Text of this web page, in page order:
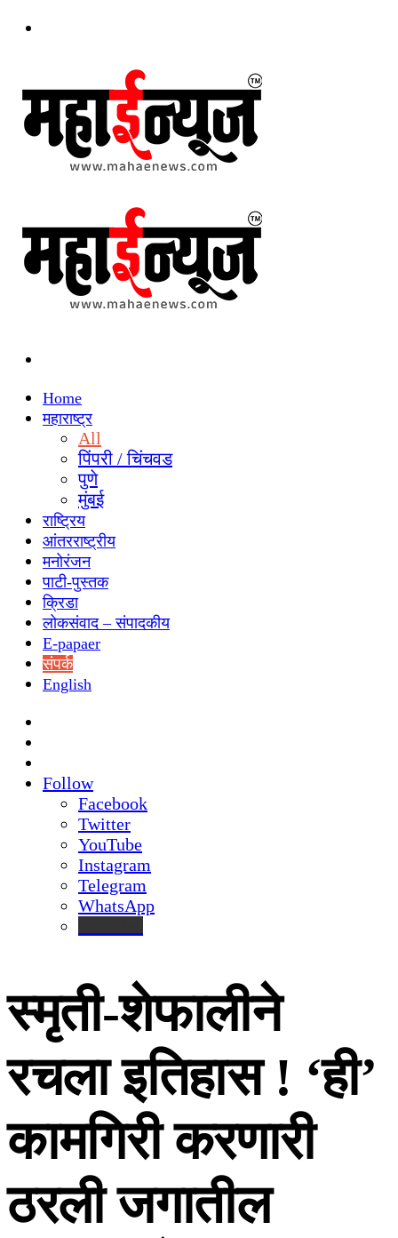
Home
महाराष्ट्र
All
पिंपरी / चिंचवड
पुणे
मुंबई
राष्ट्रिय
आंतरराष्ट्रीय
मनोरंजन
पाटी-पुस्तक
क्रिडा
लोकसंवाद – संपादकीय
E-papaer
संपर्क
English
Follow
Facebook
Twitter
YouTube
Instagram
Telegram
WhatsApp
स्मृती-शेफालीने
रचला इतिहास ! ‘ही’
कामगिरी करणारी
ठरली जगातील